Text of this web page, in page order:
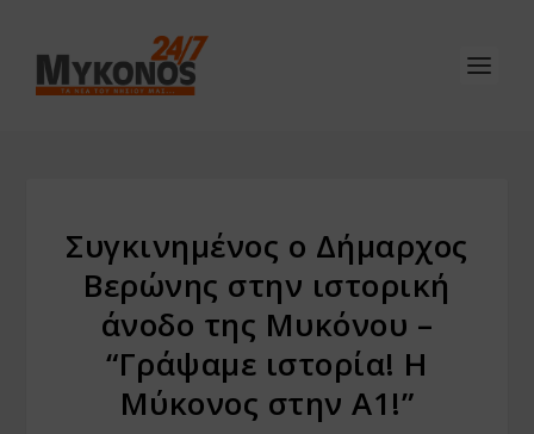
Συγκινημένος ο Δήμαρχος
Βερώνης στην ιστορική
άνοδο της Μυκόνου –
“Γράψαμε ιστορία! Η
Μύκονος στην Α1!”